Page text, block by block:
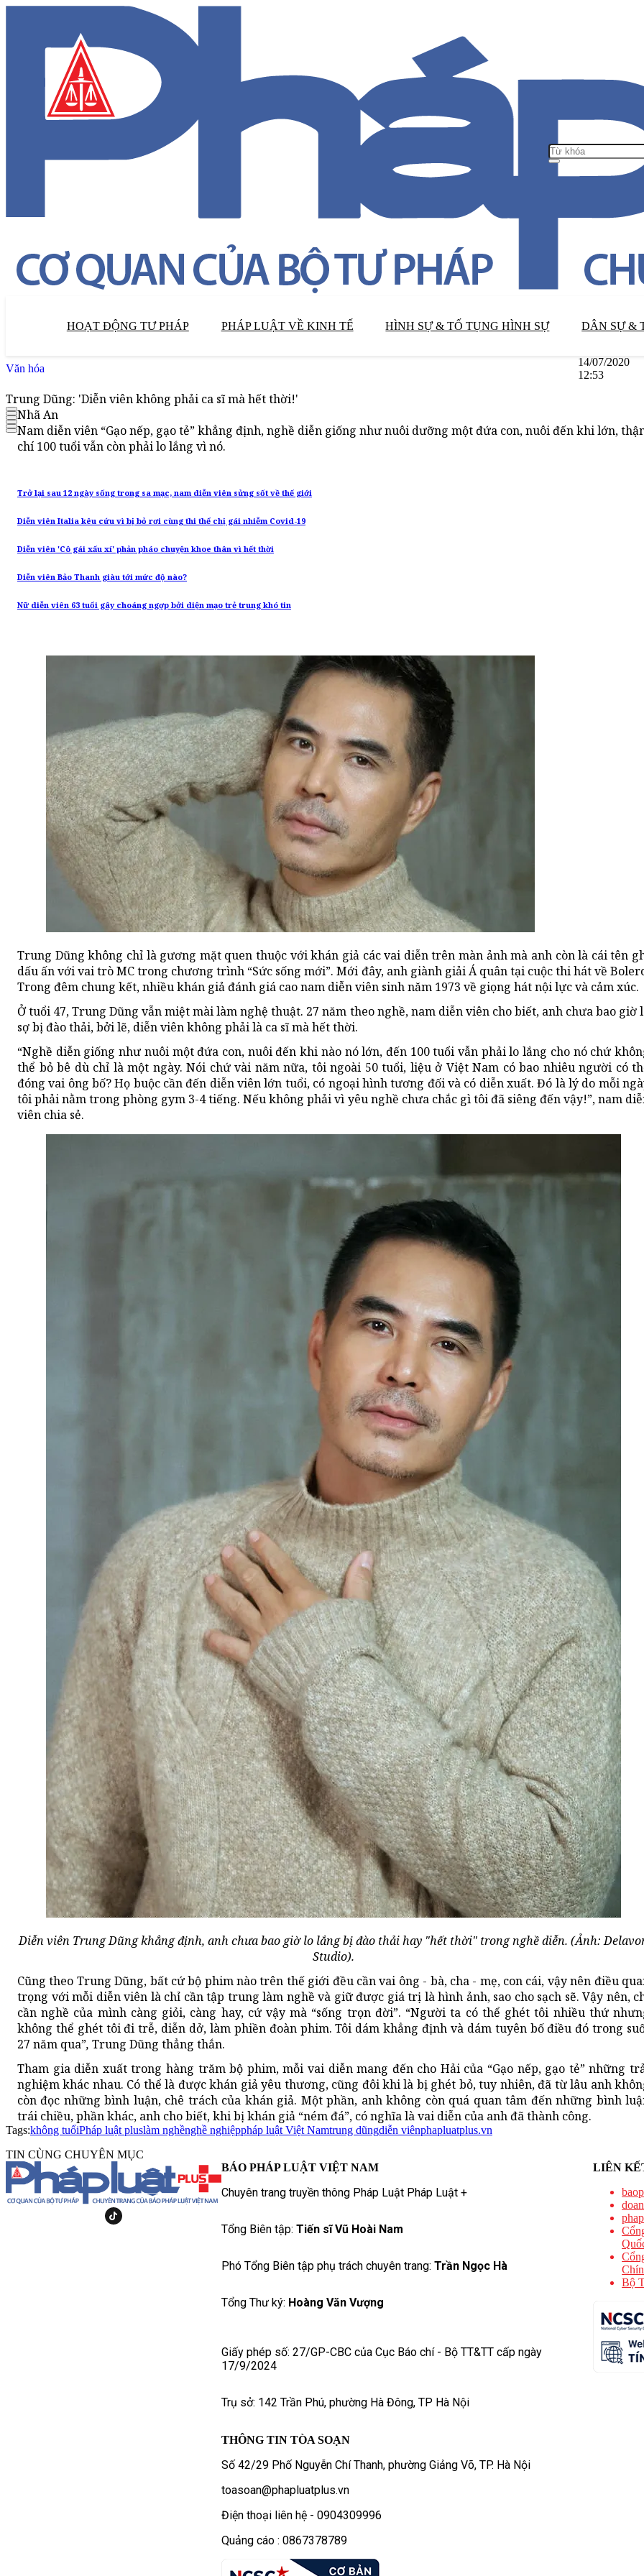
HOẠT ĐỘNG TƯ PHÁP PHÁP LUẬT VỀ KINH TẾ HÌNH SỰ & TỐ TỤNG HÌNH SỰ DÂN SỰ &
Văn hóa
14/07/2020
12:53
Trung Dũng: 'Diễn viên không phải ca sĩ mà hết thời!'
Nhã An
Nam diễn viên “Gạo nếp, gạo tẻ” khẳng định, nghề diễn giống như nuôi dưỡng một đứa con, nuôi đến khi lớn,
chí 100 tuổi vẫn còn phải lo lắng vì nó.
Trở lại sau 12 ngày sống trong sa mạc, nam diễn viên sửng sốt về thế giới
Diễn viên Italia kêu cứu vì bị bỏ rơi cùng thi thể chị gái nhiễm Covid-19
Diễn viên 'Cô gái xấu xí' phản pháo chuyện khoe thân vì hết thời
Diễn viên Bảo Thanh giàu tới mức độ nào?
Nữ diễn viên 63 tuổi gây choáng ngợp bởi diện mạo trẻ trung khó tin
Trung Dũng không chỉ là gương mặt quen thuộc với khán giả các vai diễn trên màn ảnh mà anh còn là cái tên
dấu ấn với vai trò MC trong chương trình “Sức sống mới”. Mới đây, anh giành giải Á quân tại cuộc thi hát về
Trong đêm chung kết, nhiều khán giả đánh giá cao nam diễn viên sinh năm 1973 về giọng hát nội lực và cảm xúc.
Ở tuổi 47, Trung Dũng vẫn miệt mài làm nghệ thuật. 27 năm theo nghề, nam diễn viên cho biết, anh chưa bao giờ
sợ bị đào thải, bởi lẽ, diễn viên không phải là ca sĩ mà hết thời.
“Nghề diễn giống như nuôi một đứa con, nuôi đến khi nào nó lớn, đến 100 tuổi vẫn phải lo lắng cho nó chứ
thể bỏ bê dù chỉ là một ngày. Nói chứ vài năm nữa, tôi ngoài 50 tuổi, liệu ở Việt Nam có bao nhiêu người có
đóng vai ông bố? Họ buộc cần đến diễn viên lớn tuổi, có ngoại hình tương đối và có diễn xuất. Đó là lý do mỗi
tôi phải nằm trong phòng gym 3-4 tiếng. Nếu không phải vì yêu nghề chưa chắc gì tôi đã siêng đến vậy!”,nam
viên chia sẻ.
Diễn viên Trung Dũng khẳng định, anh chưa bao giờ lo lắng bị đào thải hay "hết thời" trong nghề diễn. (Ảnh:
Studio).
Cũng theo Trung Dũng, bất cứ bộ phim nào trên thế giới đều cần vai ông - bà, cha - mẹ, con cái, vậy nên điều
trọng với mỗi diễn viên là chỉ cần tập trung làm nghề và giữ được giá trị là hình ảnh, sao cho sạch sẽ. Vậy nên,
cần nghề của mình càng giỏi, càng hay, cứ vậy mà “sống trọn đời”. “Người ta có thể ghét tôi nhiều thứ
không thể ghét tôi đi trễ, diễn dở, làm phiền đoàn phim. Tôi dám khẳng định và dám tuyên bố điều đó trong
27 năm qua”, Trung Dũng thẳng thắn.
Tham gia diễn xuất trong hàng trăm bộ phim, mỗi vai diễn mang đến cho Hải của “Gạo nếp, gạo tẻ” những
nghiệm khác nhau. Có thể là được khán giả yêu thương, cũng đôi khi là bị ghét bỏ, tuy nhiên, đã từ lâu anh
còn đọc những bình luận, chê trách của khán giả. Một phần, anh không còn quá quan tâm đến những bình
trái chiều, phần khác, anh cho biết, khi bị khán giả “ném đá”, có nghĩa là vai diễn của anh đã thành công.
Tags:không tuổiPháp luật pluslàm nghềnghề nghiệppháp luật Việt Namtrung dũngdiễn viênphapluatplus.vn
TIN CÙNG CHUYÊN MỤC
BÁO PHÁP LUẬT VIỆT NAM
Chuyên trang truyền thông Pháp Luật Pháp Luật +
Tổng Biên tập: Tiến sĩ Vũ Hoài Nam
Phó Tổng Biên tập phụ trách chuyên trang: Trần Ngọc Hà
Tổng Thư ký: Hoàng Văn Vượng
Giấy phép số: 27/GP-CBC của Cục Báo chí - Bộ TT&TT cấp ngày
17/9/2024
Trụ sở: 142 Trần Phú, phường Hà Đông, TP Hà Nội
THÔNG TIN TÒA SOẠN
Số 42/29 Phố Nguyễn Chí Thanh, phường Giảng Võ, TP. Hà Nội
toasoan@phapluatplus.vn
Điện thoại liên hệ - 0904309996
Quảng cáo : 0867378789
LIÊN
Bộ